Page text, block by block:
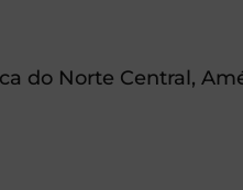
do Norte Central,